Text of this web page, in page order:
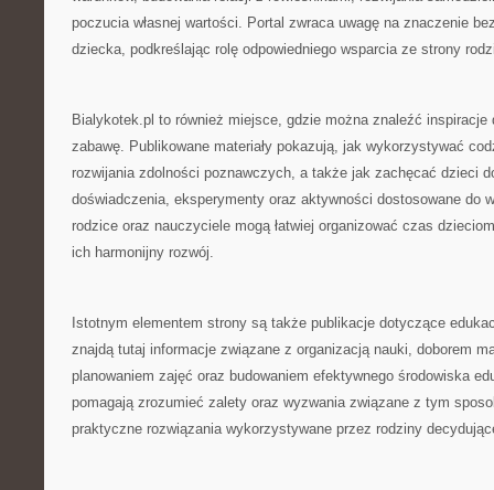
poczucia własnej wartości. Portal zwraca uwagę na znaczenie
dziecka, podkreślając rolę odpowiedniego wsparcia ze strony
Bialykotek.pl to również miejsce, gdzie można znaleźć
zabawę. Publikowane materiały pokazują, jak wykorzystywać
rozwijania zdolności poznawczych, a także jak zachęcać dzieci
doświadczenia, eksperymenty oraz aktywności dostosowane do
rodzice oraz nauczyciele mogą łatwiej organizować czas
ich harmonijny rozwój.
Istotnym elementem strony są także publikacje dotyczące
znajdą tutaj informacje związane z organizacją nauki, doborem
planowaniem zajęć oraz budowaniem efektywnego środowiska
pomagają zrozumieć zalety oraz wyzwania związane z tym
praktyczne rozwiązania wykorzystywane przez rodziny